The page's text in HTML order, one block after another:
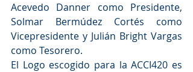
Acevedo Danner como Presidente,
Solmar Bermúdez Cortés como
Vicepresidente y Julián Bright Vargas
como Tesorero.
El Logo escogido para la ACCI420 es